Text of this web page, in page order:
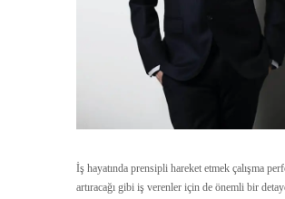
İş hayatında prensipli hareket etmek çalışma
artıracağı gibi iş verenler için de önemli bir